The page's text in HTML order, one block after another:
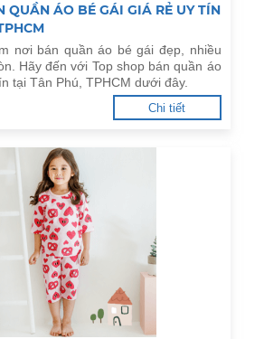
QUẦN ÁO BÉ GÁI GIÁ RẺ UY TÍN
nơi bán quần áo bé gái đẹp, nhiều
Hãy đến với Top shop bán quần áo
tại Tân Phú, TPHCM dưới đây.
Chi tiết